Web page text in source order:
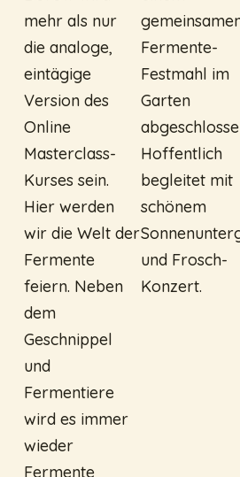
mehr als nur
die analoge,
eintägige
Version des
Online
Masterclass-
Kurses sein.
Hier werden
wir die Welt der
Fermente
feiern. Neben
dem
Geschnippel
und
Fermentiere
wird es immer
wieder
Fermente
Fermente-
Festmahl im
Garten
Hoffentlich
begleitet mit
schönem
und Frosch-
Konzert.